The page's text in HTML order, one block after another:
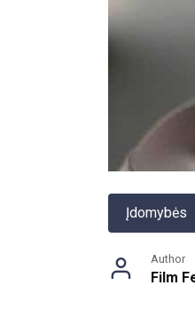
Įdomybės
Author
Film